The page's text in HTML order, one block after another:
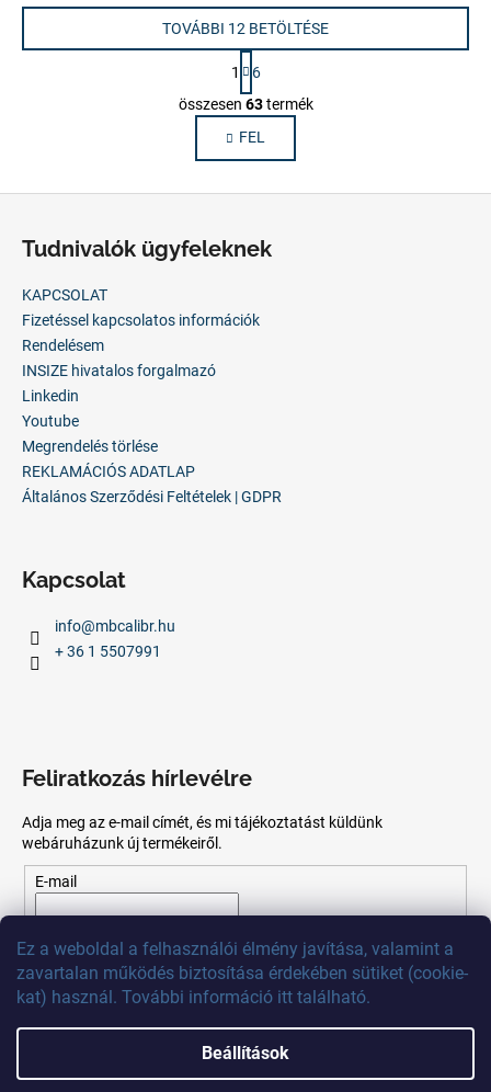
Ez a weboldal a felhasználói élmény javítása, valamint a
zavartalan működés biztosítása érdekében sütiket (cookie-
kat) használ. További információ itt található.
Beállítások
L
i
s
t
a
r
á
y
m
TOVÁBBI 12 BETÖLTÉSE
L
a
p
o
z
á
1
6
összesen 63termék
FEL
Tudnivalók ügyfeleknek
KAPCSOLAT
Fizetéssel kapcsolatos információk
Rendelésem
INSIZE hivatalos forgalmazó
Linkedin
Youtube
Megrendelés törlése
REKLAMÁCIÓS ADATLAP
Általános Szerződési Feltételek | GDPR
Kapcsolat
info@mbcalibr.hu
+ 36 1 5507991
Feliratkozás hírlevélre
Adja meg az e-mail címét, és mi tájékoztatást küldünk
webáruházunk új termékeiről.
E-mail
szabályzatot.
FELIRATKOZÁS